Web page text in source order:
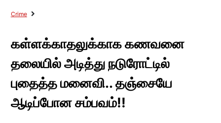
Crime
கள்ளக்காதலுக்காக கணவனை
தலையில் அடித்து நடுரோட்டில்
புதைத்த மனைவி.. தஞ்சையே
ஆடிப்போன சம்பவம்!!